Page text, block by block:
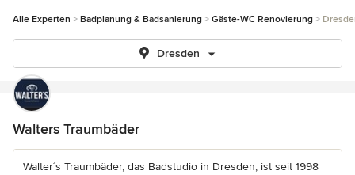
Alle Experten Badplanung & Badsanierung Gäste-WC Renovierung
Dresden
Walters Traumbäder
Walter´s Traumbäder, das Badstudio in Dresden, ist seit 1998